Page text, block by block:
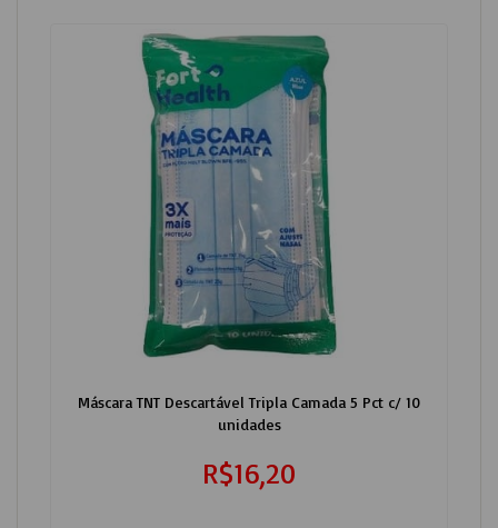
Máscara TNT Descartável Tripla Camada 5 Pct c/ 10
unidades
R$16,20